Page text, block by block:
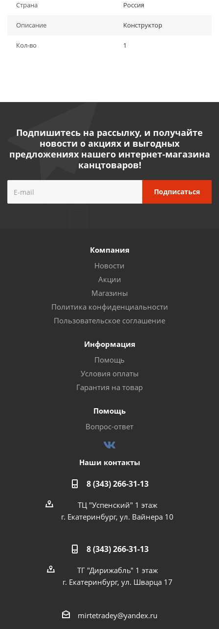
Страна Россия
Описание Конструктор
Кол-во 1
Подпишитесь на рассылку, и получайте
новости о акциях и выгодных
предложениях нашего интернет-магазина
канцтоваров!
Компания
Новости
Акции
Магазины
Политика конфиденциальности
Пользовательское соглашение
Информация
Помощь
Условия оплаты
Гарантия на товар
Помощь
Вопрос-ответ
Наши контакты
8 (343) 266-31-13
ТЦ "Успенский" 1 этаж
г. Екатеринбург, ул. Вайнера 10
8 (343) 266-31-13
ТГ "Дирижабль" 1 этаж
г. Екатеринбург, ул. Шварца 17
mirtetradey@yandex.ru